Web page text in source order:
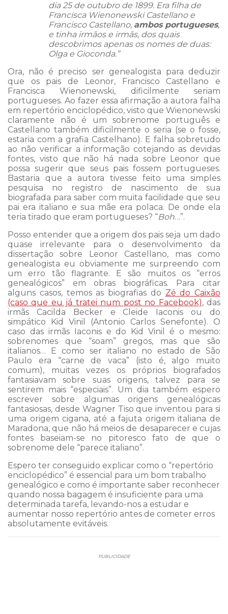
dia 25 de outubro de 1899. Era filha de
Francisca Wienonewski Castellano e
Francisco Castellano, ambos portugueses,
e tinha irmãos e irmãs, dos quais
descobrimos apenas os nomes de duas:
Olga e Gioconda.”
Ora, não é preciso ser genealogista para deduzir
que os pais de Leonor, Francisco Castellano e
Francisca Wienonewski, dificilmente seriam
portugueses. Ao fazer essa afirmação a autora falha
em repertório enciclopédico, visto que Wienonewski
claramente não é um sobrenome português e
Castellano também dificilmente o seria (se o fosse,
estaria com a grafia Castelhano). E falha sobretudo
ao não verificar a informação cotejando as devidas
fontes, visto que não há nada sobre Leonor que
possa sugerir que seus pais fossem portugueses.
Bastaria que a autora tivesse feito uma simples
pesquisa no registro de nascimento de sua
biografada para saber com muita facilidade que seu
pai era italiano e sua mãe era polaca. De onde ela
teria tirado que eram portugueses? “Boh…”.
Posso entender que a origem dos pais seja um dado
quase irrelevante para o desenvolvimento da
dissertação sobre Leonor Castellano, mas como
genealogista eu obviamente me surpreendo com
um erro tão flagrante. E são muitos os “erros
genealógicos” em obras biográficas. Para citar
alguns casos, temos as biografias do Zé do Caixão
(caso que eu já tratei num post no Facebook), das
irmãs Cacilda Becker e Cleide Iaconis ou do
simpático Kid Vinil (Antonio Carlos Senefonte). O
caso das irmãs Iaconis e do Kid Vinil é o mesmo:
sobrenomes que “soam” gregos, mas que são
italianos… E como ser italiano no estado de São
Paulo era “carne de vaca” (isto é, algo muito
comum), muitas vezes os próprios biografados
fantasiavam sobre suas origens, talvez para se
sentirem mais “especiais”. Um dia também espero
escrever sobre algumas origens genealógicas
fantasiosas, desde Wagner Tiso que inventou para si
uma origem cigana, até a fajuta origem italiana de
Maradona, que não há meios de desaparecer e cujas
fontes baseiam-se no pitoresco fato de que o
sobrenome dele “parece italiano”.
Espero ter conseguido explicar como o “repertório
enciclopédico” é essencial para um bom trabalho
genealógico e como é importante saber reconhecer
quando nossa bagagem é insuficiente para uma
determinada tarefa, levando-nos a estudar e
aumentar nosso repertório antes de cometer erros
absolutamente evitáveis.
PUBLICIDADE